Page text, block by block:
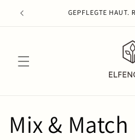
zum
GEPFLEGTE HAUT.
Mix & Match